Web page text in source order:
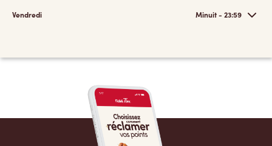
Vendredi Minuit - 23:59